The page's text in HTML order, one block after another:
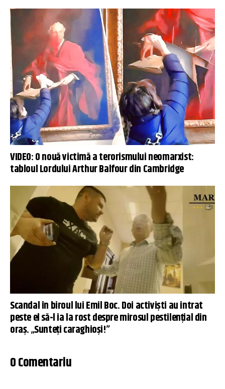
VIDEO: O nouă victimă a terorismului neomarxist:
tabloul Lordului Arthur Balfour din Cambridge
Scandal în biroul lui Emil Boc. Doi activiști au intrat
peste el să-l ia la rost despre mirosul pestilențial din
oraș. „Sunteți caraghioși!”
0 Comentariu